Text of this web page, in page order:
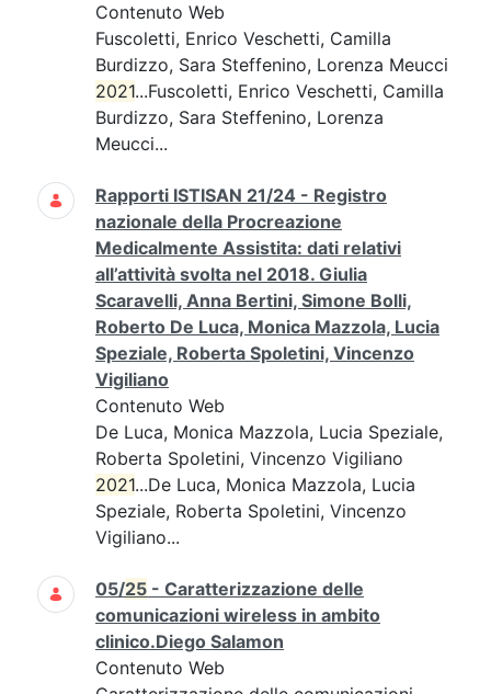
Contenuto Web
Fuscoletti, Enrico Veschetti, Camilla
Burdizzo, Sara Steffenino, Lorenza Meucci
2021...Fuscoletti, Enrico Veschetti, Camilla
Burdizzo, Sara Steffenino, Lorenza
Meucci...
Rapporti ISTISAN 21/24 - Registro
nazionale della Procreazione
Medicalmente Assistita: dati relativi
all’attività svolta nel 2018. Giulia
Scaravelli, Anna Bertini, Simone Bolli,
Roberto De Luca, Monica Mazzola, Lucia
Speziale, Roberta Spoletini, Vincenzo
Vigiliano
Contenuto Web
De Luca, Monica Mazzola, Lucia Speziale,
Roberta Spoletini, Vincenzo Vigiliano
2021...De Luca, Monica Mazzola, Lucia
Speziale, Roberta Spoletini, Vincenzo
Vigiliano...
05/25 - Caratterizzazione delle
comunicazioni wireless in ambito
clinico.Diego Salamon
Contenuto Web